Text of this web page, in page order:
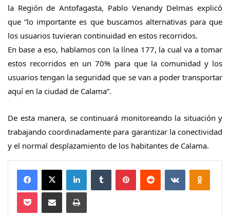
la Región de Antofagasta, Pablo Venandy Delmas explicó
que “lo importante es que buscamos alternativas para que
los usuarios tuvieran continuidad en estos recorridos.
En base a eso, hablamos con la línea 177, la cual va a tomar
estos recorridos en un 70% para que la comunidad y los
usuarios tengan la seguridad que se van a poder transportar
aquí en la ciudad de Calama”.
De esta manera, se continuará monitoreando la situación y
trabajando coordinadamente para garantizar la conectividad
y el normal desplazamiento de los habitantes de Calama.
Facebook
X LinkedInTumblr PinterestReddit VKontakte
Pocket Compartir via email Imprimir